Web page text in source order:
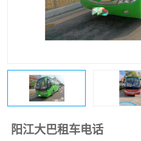
阳江大巴租车电话